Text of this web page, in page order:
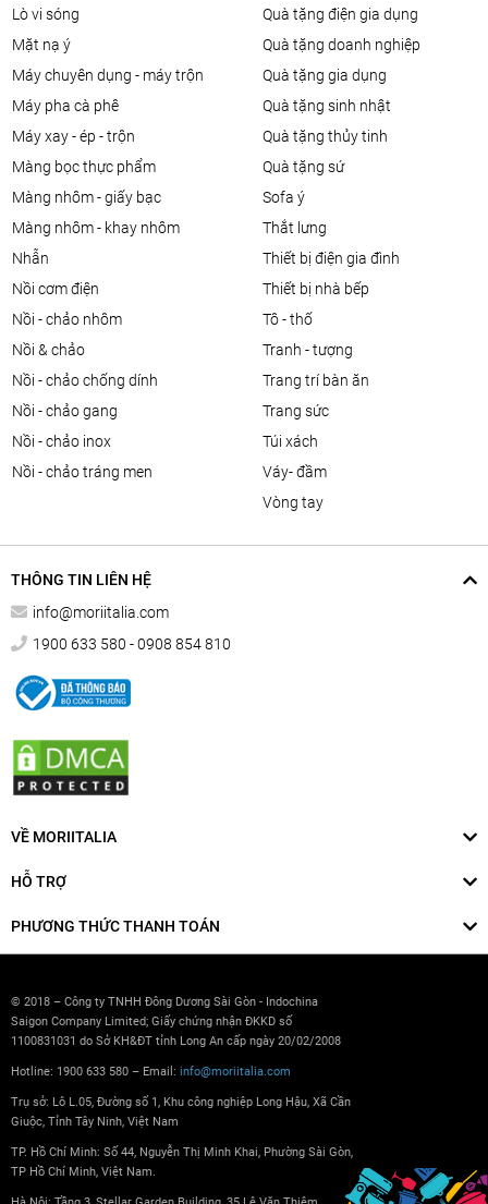
lò vi sóng
mặt nạ ý
máy chuyên dụng - máy trộn
máy pha cà phê
máy xay - ép - trộn
màng bọc thực phẩm
màng nhôm - giấy bạc
màng nhôm - khay nhôm
nhẫn
nồi cơm điện
nồi - chảo nhôm
nồi & chảo
nồi - chảo chống dính
nồi - chảo gang
nồi - chảo inox
nồi - chảo tráng men
quà tặng điện gia dụng
quà tặng doanh nghiệp
quà tặng gia dụng
quà tặng sinh nhật
quà tặng thủy tinh
quà tặng sứ
sofa ý
thắt lưng
thiết bị điện gia đình
thiết bị nhà bếp
tô - thố
tranh - tượng
trang trí bàn ăn
trang sức
túi xách
váy- đầm
vòng tay
THÔNG TIN LIÊN HỆ
info@moriitalia.com
1900 633 580 - 0908 854 810
VỀ MORIITALIA
HỖ TRỢ
PHƯƠNG THỨC THANH TOÁN
© 2018 – Công ty TNHH Đông Dương Sài Gòn - Indochina
Saigon Company Limited; Giấy chứng nhận ĐKKD số
1100831031 do Sở KH&ĐT tỉnh Long An cấp ngày 20/02/2008
Hotline: 1900 633 580 – Email: info@moriitalia.com
Trụ sở: Lô L.05, Đường số 1, Khu công nghiệp Long Hậu, Xã Cần
Giuộc, Tỉnh Tây Ninh, Việt Nam
TP. Hồ Chí Minh: Số 44, Nguyễn Thị Minh Khai, Phường Sài Gòn,
TP Hồ Chí Minh, Việt Nam.